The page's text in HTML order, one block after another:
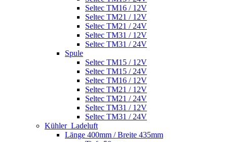
Seltec TM16 / 12V
Seltec TM21 / 12V
Seltec TM21 / 24V
Seltec TM31 / 12V
Seltec TM31 / 24V
Spule
Seltec TM15 / 12V
Seltec TM15 / 24V
Seltec TM16 / 12V
Seltec TM21 / 12V
Seltec TM21 / 24V
Seltec TM31 / 12V
Seltec TM31 / 24V
Kühler_Ladeluft
Länge 400mm / Breite 435mm